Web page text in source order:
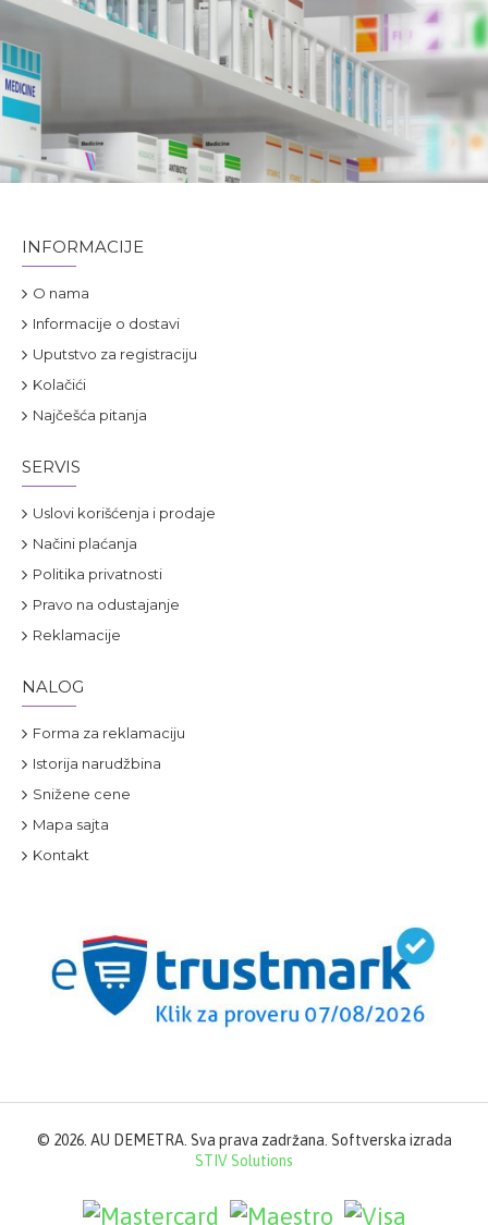
INFORMACIJE
O nama
Informacije o dostavi
Uputstvo za registraciju
Kolačići
Najčešća pitanja
SERVIS
Uslovi korišćenja i prodaje
Načini plaćanja
Politika privatnosti
Pravo na odustajanje
Reklamacije
NALOG
Forma za reklamaciju
Istorija narudžbina
Snižene cene
Mapa sajta
Kontakt
© 2026. AU DEMETRA. Sva prava zadržana. Softverska izrada
STIV Solutions